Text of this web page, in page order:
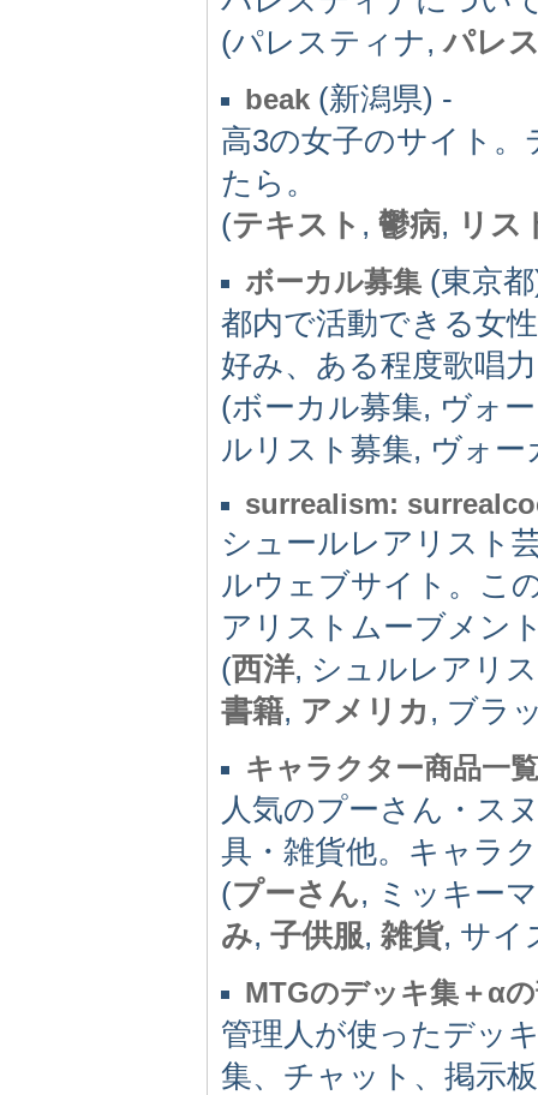
(パレスティナ,パレ
beak (新潟県) -
高3の女子のサイト
たら。
(テキスト , 鬱病, リス
ボーカル募集 (東京
都内で活動できる女
好み、ある程度歌唱
(ボーカル募集, ヴォ
ルリスト募集, ヴォ
surrealism:
シュールレアリスト
ルウェブサイト。こ
アリストムーブメン
(西洋, シュルレアリ
書籍, アメリカ , ブラ
キャラクター商品一
人気のプーさん・ス
具・雑貨他。キャラ
(プーさん, ミッキー
み, 子供服, 雑貨, サイ
MTGのデッキ集＋α
管理人が使ったデッ
集、チャット、掲示